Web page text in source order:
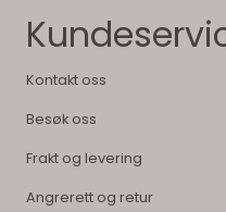
Kontakt oss
Besøk oss
Frakt og levering
Angrerett og retur